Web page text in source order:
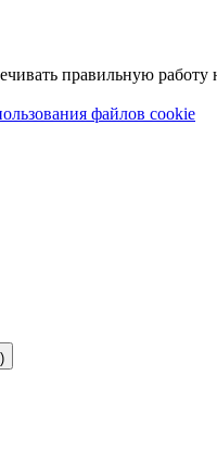
правильную работу
файлов cookie